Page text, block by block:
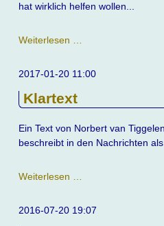
hat wirklich helfen wollen...
Weiterlesen …
vs.
2017-01-20 11:00
Klartext
Ein Text von Norbert van
beschreibt in den Nachrichten
Weiterlesen …
2016-07-20 19:07